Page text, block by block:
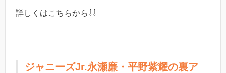
詳しくはこちらから⇩⇩
ジャニーズJr.永瀬廉・平野紫耀の裏ア